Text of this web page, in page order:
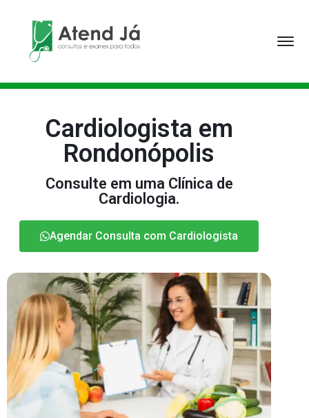
Cardiologista em
Rondonópolis
Consulte em uma Clínica de
Cardiologia.
Agendar Consulta com Cardiologista